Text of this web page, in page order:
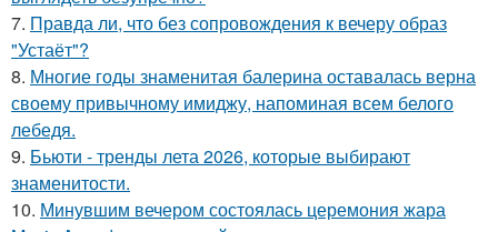
7. Правда ли, что без сопровождения к вечеру образ
"Устаёт"?
8. Многие годы знаменитая балерина оставалась верна
своему привычному имиджу, напоминая всем белого
лебедя.
9. Бьюти - тренды лета 2026, которые выбирают
знаменитости.
10. Минувшим вечером состоялась церемония жара